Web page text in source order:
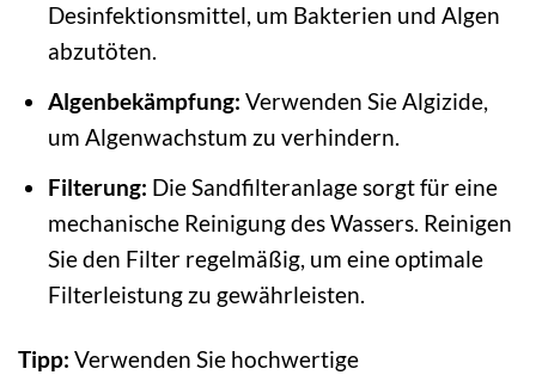
Desinfektionsmittel, um Bakterien und Algen
abzutöten.
Algenbekämpfung: Verwenden Sie Algizide,
um Algenwachstum zu verhindern.
Filterung: Die Sandfilteranlage sorgt für eine
mechanische Reinigung des Wassers. Reinigen
Sie den Filter regelmäßig, um eine optimale
Filterleistung zu gewährleisten.
Tipp: Verwenden Sie hochwertige